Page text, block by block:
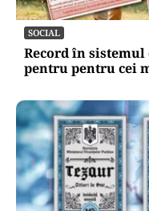
SOCIAL
Record în
pentru pentru cei